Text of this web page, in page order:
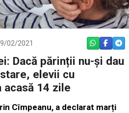
02/2021 WHATSAPP
Dacă părinții nu-și dau
elevii cu
14 zile
Cîmpeanu, a declarat marți